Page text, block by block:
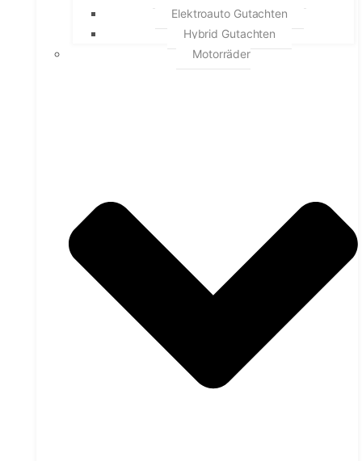
Elektroauto Gutachten
Hybrid Gutachten
Motorräder